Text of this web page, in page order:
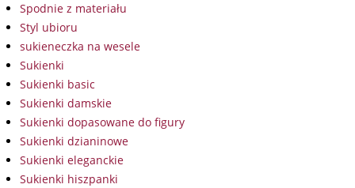
Spodnie z materiału
Styl ubioru
sukieneczka na wesele
Sukienki
Sukienki basic
Sukienki damskie
Sukienki dopasowane do figury
Sukienki dzianinowe
Sukienki eleganckie
Sukienki hiszpanki